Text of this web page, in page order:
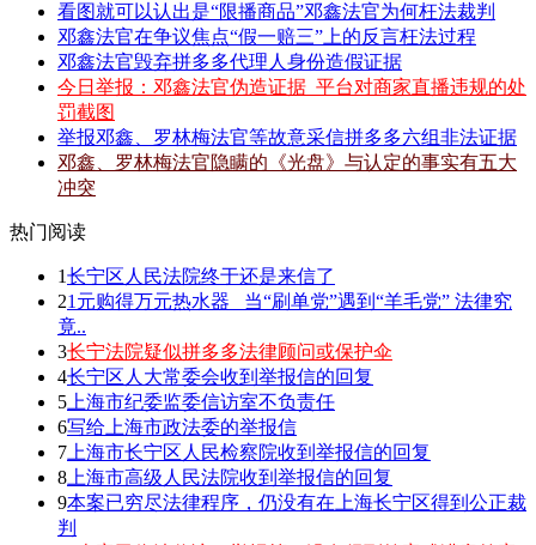
看图就可以认出是“限播商品”邓鑫法官为何枉法裁判
邓鑫法官在争议焦点“假一赔三”上的反言枉法过程
邓鑫法官毁弃拼多多代理人身份造假证据
今日举报：邓鑫法官伪造证据_平台对商家直播违规的处
罚截图
举报邓鑫、罗林梅法官等故意采信拼多多六组非法证据
邓鑫、罗林梅法官隐瞒的《光盘》与认定的事实有五大
冲突
热门阅读
1长宁区人民法院终于还是来信了
21元购得万元热水器 _当“刷单党”遇到“羊毛党” 法律究
竟..
3长宁法院疑似拼多多法律顾问或保护伞
4长宁区人大常委会收到举报信的回复
5 上海市纪委监委信访室不负责任
6写给上海市政法委的举报信
7 上海市长宁区人民检察院收到举报信的回复
8 上海市高级人民法院收到举报信的回复
9本案已穷尽法律程序，仍没有在上海长宁区得到公正裁
判